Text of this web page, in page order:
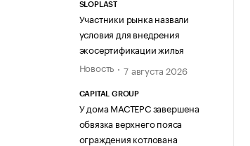
SLOPLAST
Участники рынка назвали
условия для внедрения
экосертификации жилья
Новость
7 августа 2026
CAPITAL GROUP
У дома МАСТЕРС завершена
обвязка верхнего пояса
ограждения котлована